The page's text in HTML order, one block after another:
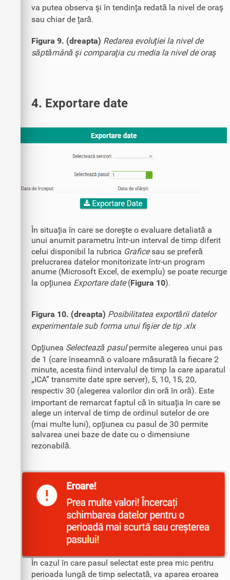
va putea observa şi în tendinţa redată la nivel de oraş
sau chiar de ţară.
Figura 9. (dreapta) Redarea evoluţiei la nivel de
săptămână şi comparaţia cu media la nivel de oraş
4. Exportare date
În situaţia în care se doreşte o evaluare detaliată a
unui anumit parametru într-un interval de timp diferit
celui disponibil la rubrica Graficesau se preferă
prelucrarea datelor monitorizate într-un program
anume (Microsoft Excel, de exemplu) se poate recurge
la opţiunea Exportare date(Figura 10).
Figura 10. (dreapta) Posibilitatea exportării datelor
experimentale sub forma unui fişier de tip .xlx
Opţiunea Selectează pasulpermite alegerea unui pas
de 1 (care înseamnă o valoare măsurată la fiecare 2
minute, acesta fiind intervalul de timp la care aparatul
„ICA” transmite date spre server), 5, 10, 15, 20,
respectiv 30 (alegerea valorilor din oră în oră). Este
important de remarcat faptul că în situaţia în care se
alege un interval de timp de ordinul sutelor de ore
(mai multe luni), opţiunea cu pasul de 30 permite
salvarea unei baze de date cu o dimensiune
rezonabilă.
În cazul în care pasul selectat este prea mic pentru
perioada lungă de timp selectată, va aparea eroarea